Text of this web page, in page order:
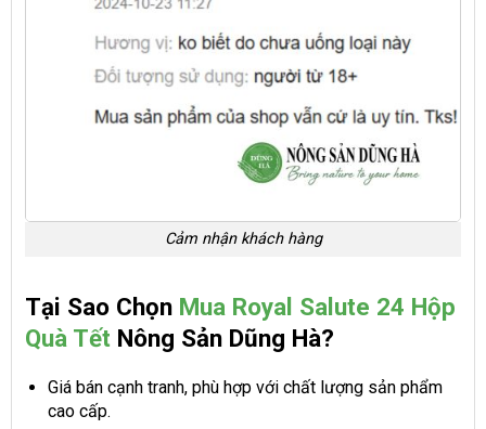
Cảm nhận khách hàng
Tại Sao Chọn Mua Royal Salute 24 Hộp
Quà Tết Nông Sản Dũng Hà?
Giá bán cạnh tranh, phù hợp với chất lượng sản phẩm
cao cấp.